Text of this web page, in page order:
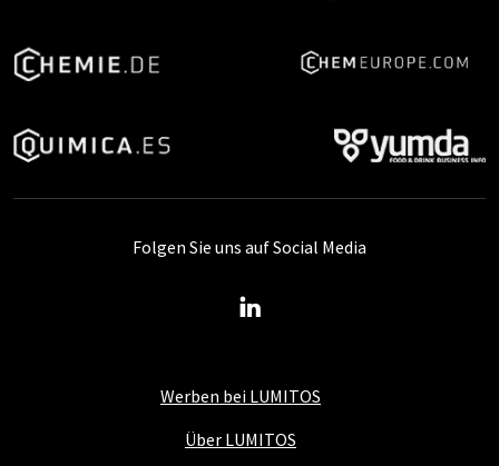
Werben bei LUMITOS
Über LUMITOS
Folgen Sie uns auf Social Media